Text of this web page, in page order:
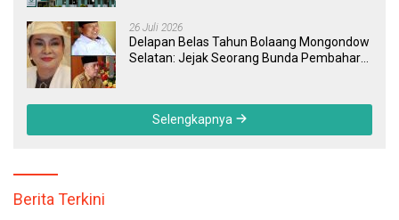
26 Juli 2026
Delapan Belas Tahun Bolaang Mongondow
Selatan: Jejak Seorang Bunda Pembaharu
Selengkapnya
Berita Terkini